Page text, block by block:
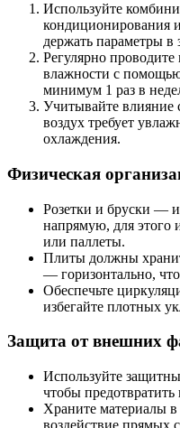
Используйте
кондиционирования
держать параметры в
Регулярно
влажности с
минимум 1 раз в
Учитывайте влияние
воздух требует
охлаждения.
Физическая
Розетки и бруски —
напрямую, для этого
или паллеты.
Плиты должны
— горизонтально,
Обеспечьте
избегайте плотных
Защита от внешних
Используйте
чтобы
Храните материалы